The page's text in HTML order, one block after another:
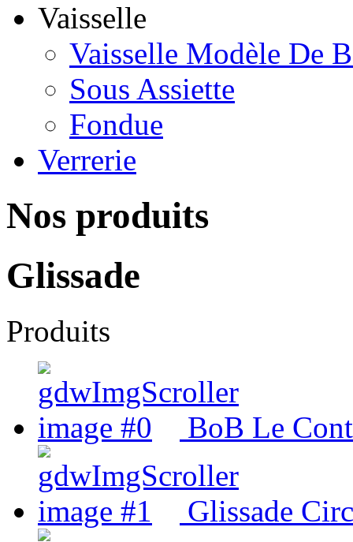
Vaisselle
Vaisselle Modèle De
Sous Assiette
Fondue
Verrerie
Nos produits
Glissade
Produits
BoB Le
Glissade